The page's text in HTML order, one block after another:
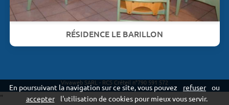
RÉSIDENCE LE BARILLON
Vivaweb SARL - RCS Créteil n°790 591 572
En poursuivant la navigation sur ce site, vous pouvez refuser
ou
accepter
l'utilisation de cookies pour mieux vous servir.
"